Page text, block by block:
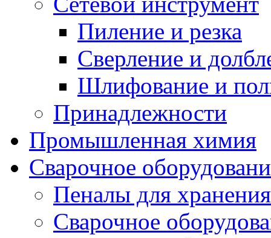
Пиление и резка
Сверление и
Шлифование и
Принадлежности
Промышленная химия
Сварочное
Пеналы для
Сварочное